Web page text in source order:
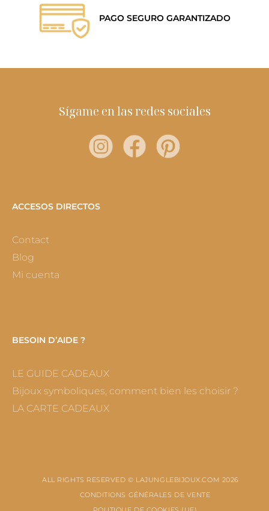
PAGO SEGURO GARANTIZADO
Sígame en las redes sociales
ACCESOS DIRECTOS
Contact
Blog
Mi cuenta
BESOIN D’AIDE ?
LE GUIDE CADEAUX
Bijoux symboliques, comment bien les choisir ?
LA CARTE CADEAUX
ALL RIGHTS RESERVED © LAJUNGLEBIJOUX.COM 2026
CONDITIONS GÉNÉRALES DE VENTE